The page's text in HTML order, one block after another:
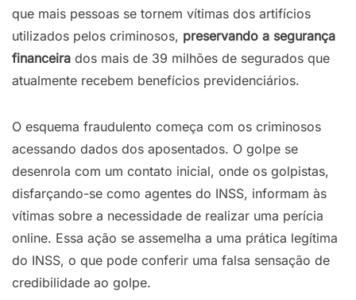
que mais pessoas se tornem vítimas dos artifícios
utilizados pelos criminosos, preservando a segurança
financeira dos mais de 39 milhões de segurados que
atualmente recebem benefícios previdenciários.
O esquema fraudulento começa com os criminosos
acessando dados dos aposentados. O golpe se
desenrola com um contato inicial, onde os golpistas,
disfarçando-se como agentes do INSS, informam às
vítimas sobre a necessidade de realizar uma perícia
online. Essa ação se assemelha a uma prática legítima
do INSS, o que pode conferir uma falsa sensação de
credibilidade ao golpe.